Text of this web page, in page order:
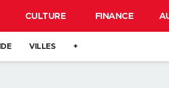
CULTURE FINANCE
VILLES +